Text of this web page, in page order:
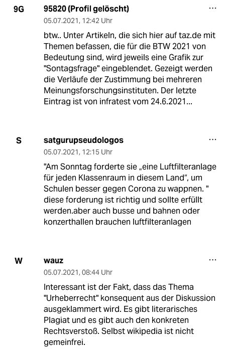
9G 95820 (Profil gelöscht)
05.07.2021, 12:42 Uhr
btw.. Unter Artikeln, die sich hier auf taz.de mit
Themen befassen, die für die BTW 2021 von
Bedeutung sind, wird jeweils eine Grafik zur
"Sontagsfrage" eingeblendet. Gezeigt werden
die Verläufe der Zustimmung bei mehreren
Meinungsforschungsinstituten. Der letzte
Eintrag ist von infratest vom 24.6.2021...
S satgurupseudologos
05.07.2021, 12:15 Uhr
"Am Sonntag forderte sie „eine Luftfilteranlage
für jeden Klassenraum in diesem Land“, um
Schulen besser gegen Corona zu wappnen. "
diese forderung ist richtig und sollte erfüllt
werden.aber auch busse und bahnen oder
konzerthallen brauchen luftfilteranlagen
W wauz
05.07.2021, 08:44 Uhr
Interessant ist der Fakt, dass das Thema
"Urheberrecht" konsequent aus der Diskussion
ausgeklammert wird. Es gibt literarisches
Plagiat und es gibt auch den konkreten
Rechtsverstoß. Selbst wikipedia ist nicht
gemeinfrei.